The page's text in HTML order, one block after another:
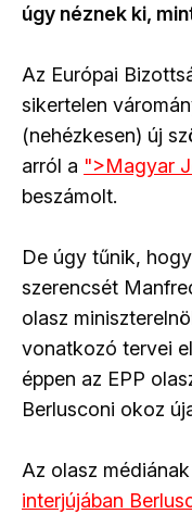
úgy néznek ki,
Az Európai
sikertelen
(nehézkesen) új
arról a ">Magyar
beszámolt.
De úgy tűnik,
szerencsét
olasz
vonatkozó tervei
éppen az EPP
Berlusconi okoz
Az olasz
interjújában